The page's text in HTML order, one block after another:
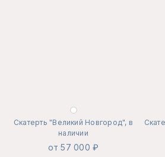
Скатерть "Великий Новгород", в
наличии
от 57 000 ₽